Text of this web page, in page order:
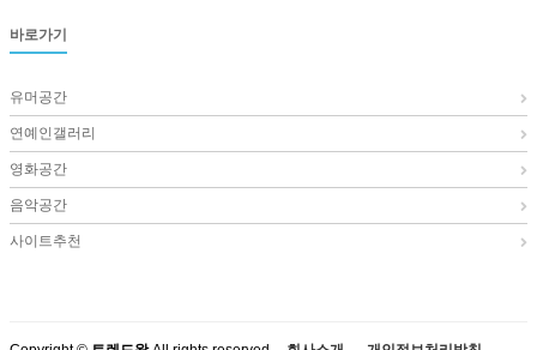
바로가기
유머공간
연예인갤러리
영화공간
음악공간
사이트추천